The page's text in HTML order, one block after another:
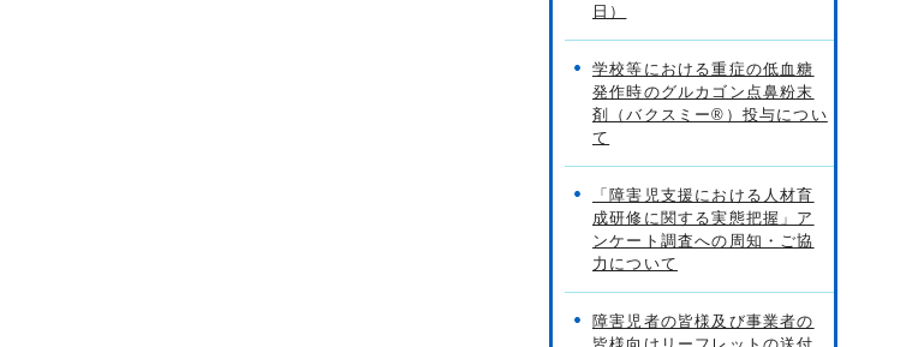
日）
学校等における重症の低血糖
発作時のグルカゴン点鼻粉末
剤（バクスミー®）投与につい
て
「障害児支援における人材育
成研修に関する実態把握」ア
ンケート調査への周知・ご協
力について
障害児者の皆様及び事業者の